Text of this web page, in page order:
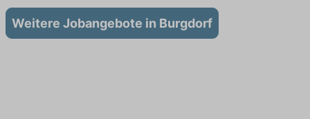
Weitere Jobangebote in Burgdorf